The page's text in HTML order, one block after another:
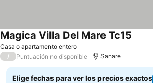
Casa o apartamento entero
Magica Villa Del Mare Tc15
/ Puntuación no disponible Sanare
Elige fechas para ver los precios exactos